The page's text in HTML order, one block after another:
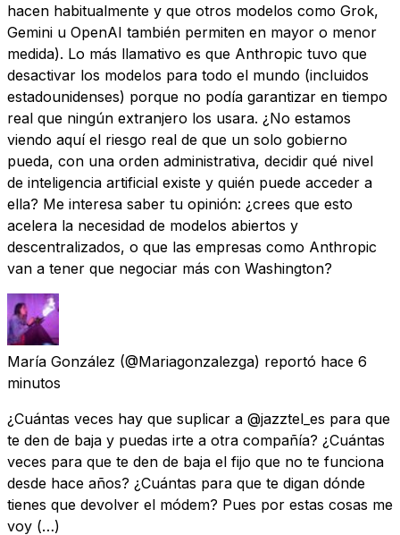
hacen habitualmente y que otros modelos como Grok,
Gemini u OpenAI también permiten en mayor o menor
medida). Lo más llamativo es que Anthropic tuvo que
desactivar los modelos para todo el mundo (incluidos
estadounidenses) porque no podía garantizar en tiempo
real que ningún extranjero los usara. ¿No estamos
viendo aquí el riesgo real de que un solo gobierno
pueda, con una orden administrativa, decidir qué nivel
de inteligencia artificial existe y quién puede acceder a
ella? Me interesa saber tu opinión: ¿crees que esto
acelera la necesidad de modelos abiertos y
descentralizados, o que las empresas como Anthropic
van a tener que negociar más con Washington?
María González (@Mariagonzalezga) reportó hace 6
minutos
¿Cuántas veces hay que suplicar a @jazztel_es para que
te den de baja y puedas irte a otra compañía? ¿Cuántas
veces para que te den de baja el fijo que no te funciona
desde hace años? ¿Cuántas para que te digan dónde
tienes que devolver el módem? Pues por estas cosas me
voy (…)